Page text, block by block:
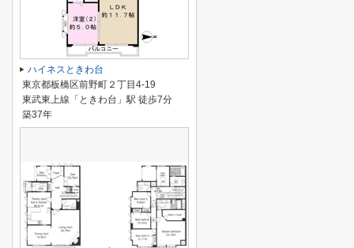
ハイネスときわ台
東京都板橋区前野町２丁目4-19
東武東上線「ときわ台」駅 徒歩7分
築37年